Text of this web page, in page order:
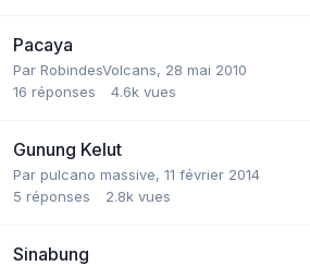
Pacaya
Par RobindesVolcans, 28 mai 2010
16 réponses 4.6k vues
Gunung Kelut
Par pulcano massive, 11 février 2014
5 réponses 2.8k vues
Sinabung